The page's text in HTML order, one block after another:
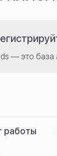
— это база
работы